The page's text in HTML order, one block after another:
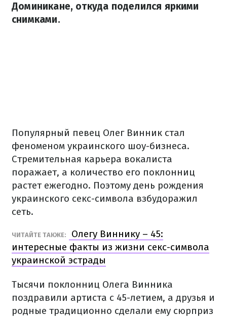
Доминикане, откуда поделился яркими
снимками.
Популярный певец Олег Винник стал
феноменом украинского шоу-бизнеса.
Стремительная карьера вокалиста
поражает, а количество его поклонниц
растет ежегодно. Поэтому день рождения
украинского секс-символа взбудоражил
сеть.
ЧИТАЙТЕ ТАКЖЕ:
Олегу Виннику – 45:
интересные факты из жизни секс-символа
украинской эстрады
Тысячи поклонниц Олега Винника
поздравили артиста с 45-летием, а друзья и
родные традиционно сделали ему сюрприз